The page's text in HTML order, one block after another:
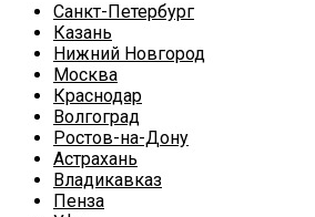
Санкт-Петербург
Казань
Нижний Новгород
Москва
Краснодар
Волгоград
Ростов-на-Дону
Астрахань
Владикавказ
Пенза